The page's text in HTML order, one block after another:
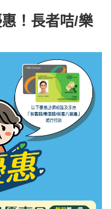
！長者咭/樂